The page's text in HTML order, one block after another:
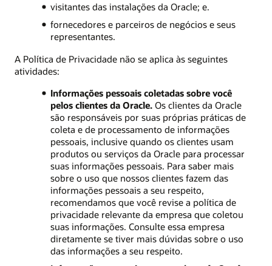
visitantes das instalações da Oracle; e.
fornecedores e parceiros de negócios e seus
representantes.
A Política de Privacidade não se aplica às seguintes
atividades:
Informações pessoais coletadas sobre você
pelos clientes da Oracle.Os clientes da Oracle
são responsáveis por suas próprias práticas de
coleta e de processamento de informações
pessoais, inclusive quando os clientes usam
produtos ou serviços da Oracle para processar
suas informações pessoais. Para saber mais
sobre o uso que nossos clientes fazem das
informações pessoais a seu respeito,
recomendamos que você revise a política de
privacidade relevante da empresa que coletou
suas informações. Consulte essa empresa
diretamente se tiver mais dúvidas sobre o uso
das informações a seu respeito.